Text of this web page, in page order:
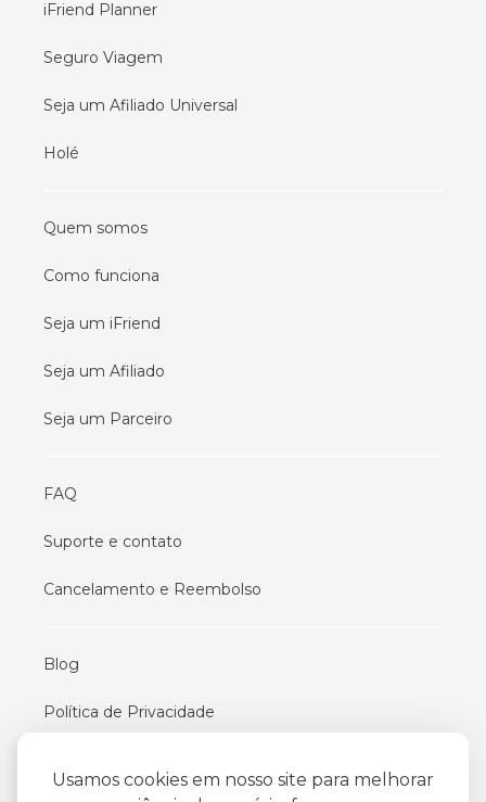
Usamos cookies em nosso site para melhorar
iFriend Planner
Seguro Viagem
Seja um Afiliado Universal
Holé
Quem somos
Como funciona
Seja um iFriend
Seja um Afiliado
Seja um Parceiro
FAQ
Suporte e contato
Cancelamento e Reembolso
Blog
Política de Privacidade